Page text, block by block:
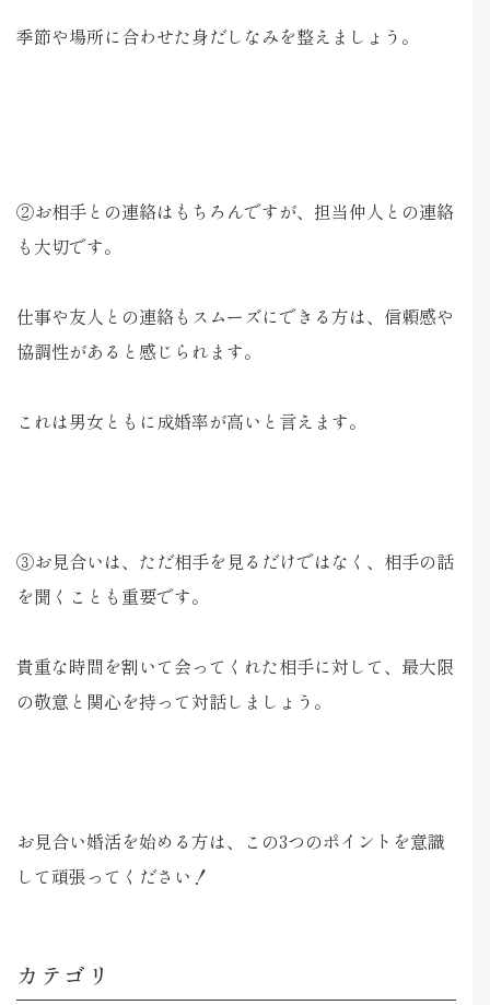
季節や場所に合わせた身だしなみを整えましょう。
②お相手との連絡はもちろんですが、担当仲人との連絡
も大切です。
仕事や友人との連絡もスムーズにできる方は、信頼感や
協調性があると感じられます。
これは男女ともに成婚率が高いと言えます。
③お見合いは、ただ相手を見るだけではなく、相手の話
を聞くことも重要です。
貴重な時間を割いて会ってくれた相手に対して、最大限
の敬意と関心を持って対話しましょう。
お見合い婚活を始める方は、この3つのポイントを意識
して頑張ってください！
カテゴリ